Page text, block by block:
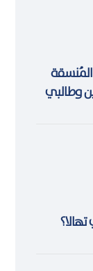
المُنسقة
وطالبي